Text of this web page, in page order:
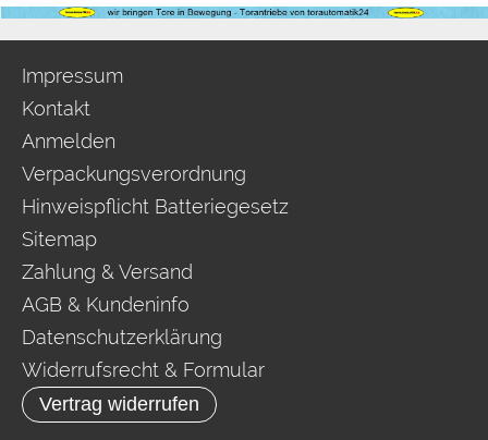
Impressum
Kontakt
Anmelden
Verpackungsverordnung
Hinweispflicht Batteriegesetz
Sitemap
Zahlung & Versand
AGB & Kundeninfo
Datenschutzerklärung
Widerrufsrecht & Formular
Vertrag widerrufen